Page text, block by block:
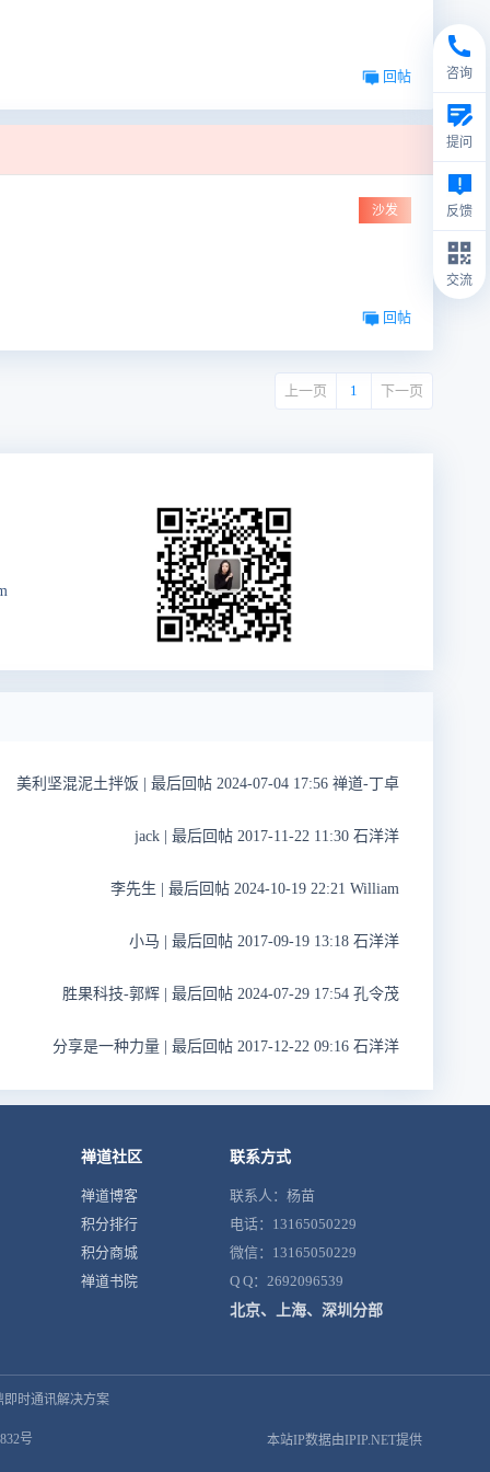
回帖
沙发
回帖
上一页 1 下一页
美利坚混泥土拌饭 最后回帖 2024-07-04 17:56 禅道-丁卓
jack 最后回帖 2017-11-22 11:30 石洋洋
李先生 最后回帖 2024-10-19 22:21 William
小马 最后回帖 2017-09-19 13:18 石洋洋
胜果科技-郭辉 最后回帖 2024-07-29 17:54 孔令茂
分享是一种力量 最后回帖 2017-12-22 09:16 石洋洋
禅道社区
禅道博客
积分排行
积分商城
禅道书院
联系方式
联系人：杨苗
电话：13165050229
微信：13165050229
Q Q：2692096539
北京、上海、深圳分部
即时通讯解决方案
号 本站IP数据由IPIP.NET提供
咨询
提问
反馈
交流